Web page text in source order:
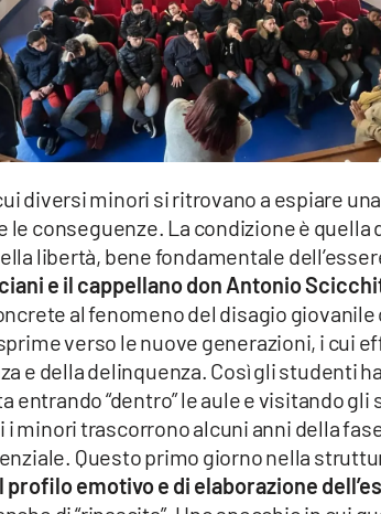
diversi minori si ritrovano a espiare
le conseguenze. La condizione è quella
libertà, bene fondamentale
e il cappellano don Antonio
al fenomeno del disagio giovanile
verso le nuove generazioni, i cui
e della delinquenza. Così gli studenti
entrando “dentro” le aule e visitando gli
i minori trascorrono alcuni anni della
Questo primo giorno nella
profilo emotivo e di elaborazione